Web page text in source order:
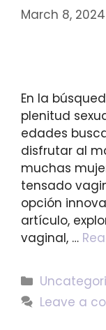
March 8, 2024
En la
plenitud
edades
disfrutar al
muchas
tensado
opción
artículo,
vaginal, …
Leave a